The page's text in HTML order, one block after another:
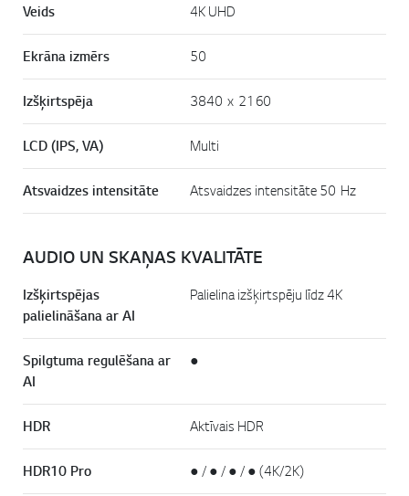
Veids 4K UHD
Ekrāna izmērs 50
Izšķirtspēja 3840 x 2160
LCD (IPS, VA) Multi
Atsvaidzes intensitāte Atsvaidzes intensitāte 50 Hz
AUDIO UN SKAŅAS KVALITĀTE
Izšķirtspējas
palielināšana ar AI
Palielina izšķirtspēju līdz 4K
Spilgtuma regulēšana ar
AI
●
HDR Aktīvais HDR
HDR10 Pro ● / ● / ● / ● (4K/2K)